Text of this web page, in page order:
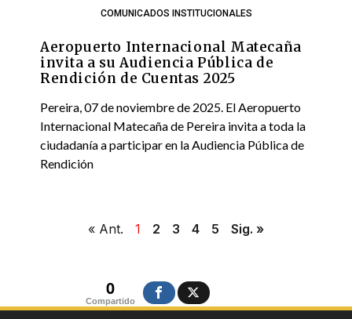
COMUNICADOS INSTITUCIONALES
Aeropuerto Internacional Matecaña
invita a su Audiencia Pública de
Rendición de Cuentas 2025
Pereira, 07 de noviembre de 2025. El Aeropuerto
Internacional Matecaña de Pereira invita a toda la
ciudadanía a participar en la Audiencia Pública de
Rendición
« Ant. 1 2 3 4 5 Sig. »
0
Compartido